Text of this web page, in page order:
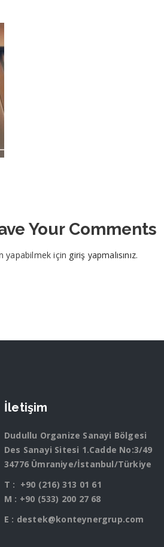
Your Comments
yapabilmek için giriş yapmalısınız.
İletişim
Dudullu Organize Sanayi Bölgesi
Des Sanayi Sitesi 1.Cadde No:3/49
34776 Ümraniye/İstanbul/Türkiye
T : +90 (216) 313 01 61
M : +90 (533) 200 27 68
E : destek@konteynergrup.com